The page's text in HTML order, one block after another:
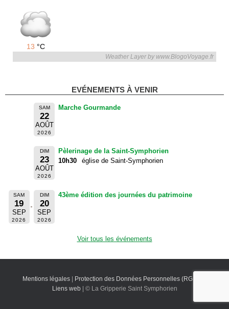
13 °C
Weather Layer by www.BlogoVoyage.fr
EVÉNEMENTS À VENIR
SAM
22
AOÛT
2026
Marche Gourmande
DIM
23
AOÛT
2026
Pèlerinage de la Saint-Symphorien
10h30
église de Saint-Symphorien
SAM
19
SEP
2026
DIM
20
SEP
2026
43ème édition des journées du patrimoine
Voir tous les événements
Mentions légales | Protection des Données Personnelles (RGPD)
Liens web| © La Gripperie Saint Symphorien